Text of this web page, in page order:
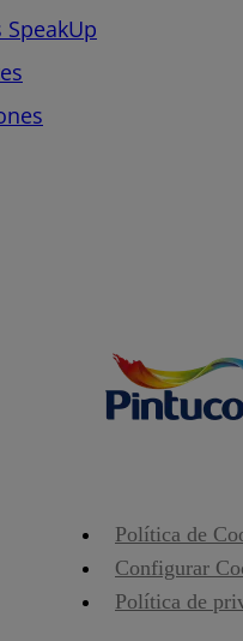
Política de
Configurar
Política de